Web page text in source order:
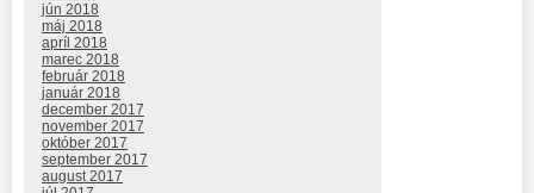
jún 2018
máj 2018
apríl 2018
marec 2018
február 2018
január 2018
december 2017
november 2017
október 2017
september 2017
august 2017